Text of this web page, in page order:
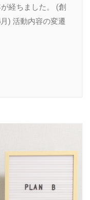
経ちました。 (創
) 活動内容の変遷